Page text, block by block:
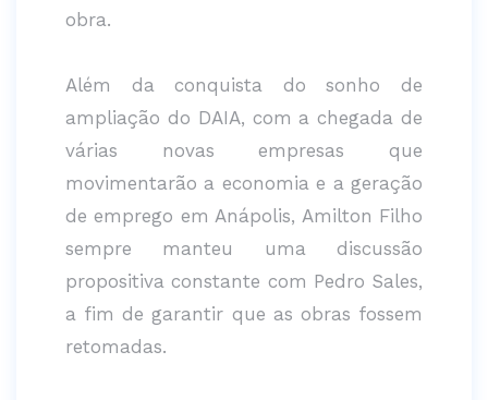
obra.
Além da conquista do sonho de
ampliação do DAIA, com a chegada de
várias novas empresas que
movimentarão a economia e a geração
de emprego em Anápolis, Amilton Filho
sempre manteu uma discussão
propositiva constante com Pedro Sales,
a fim de garantir que as obras fossem
retomadas.